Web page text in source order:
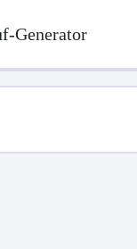
Generator